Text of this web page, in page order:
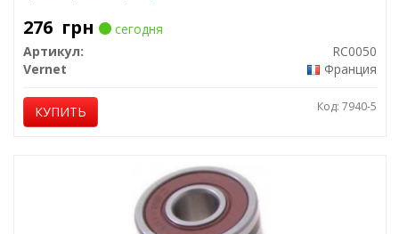
276 грн
сегодня
Артикул:
RC0050
Vernet
Франция
КУПИТЬ Код: 7940-5